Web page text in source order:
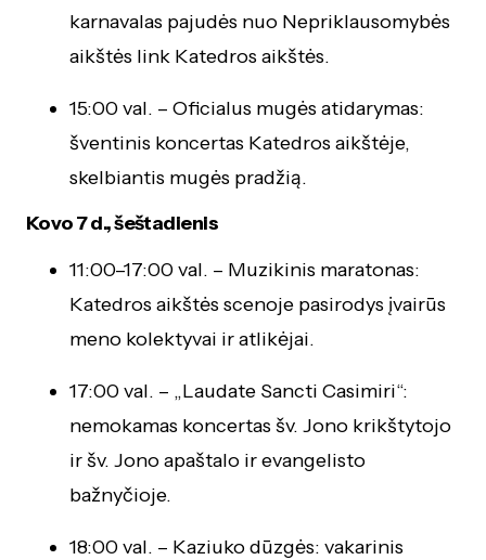
karnavalas pajudės nuo Nepriklausomybės
aikštės link Katedros aikštės.
15:00 val. – Oficialus mugės atidarymas:
šventinis koncertas Katedros aikštėje,
skelbiantis mugės pradžią.
Kovo 7 d., šeštadienis
11:00–17:00 val. – Muzikinis maratonas:
Katedros aikštės scenoje pasirodys įvairūs
meno kolektyvai ir atlikėjai.
17:00 val. – „Laudate Sancti Casimiri“:
nemokamas koncertas šv. Jono krikštytojo
ir šv. Jono apaštalo ir evangelisto
bažnyčioje.
18:00 val. – Kaziuko dūzgės: vakarinis